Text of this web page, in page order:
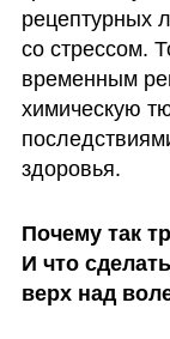
рецептурных
со стрессом.
временным
химическую
здоровья.
Почему так
И что
верх над